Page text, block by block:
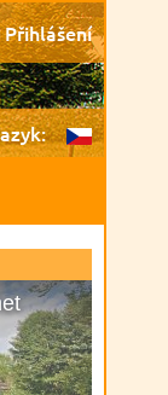
Přihlášení